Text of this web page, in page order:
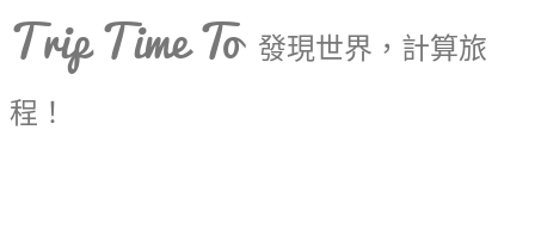
Trip Time To 發現世界，計算旅
程！